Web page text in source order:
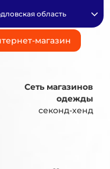
магазин
область
Сеть магазинов
одежды
секонд-хенд